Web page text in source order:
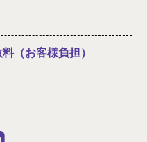
（お客様負担）